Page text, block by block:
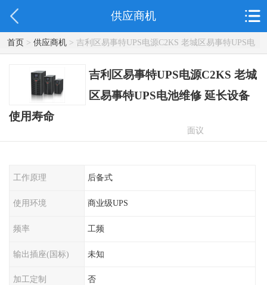
供应商机
首页> 供应商机> 吉利区易事特UPS电源C2KS 老城区易事特UPS电
池维修 延长设备使用寿命
吉利区易事特UPS电源C2KS 老城
区易事特UPS电池维修 延长设备
使用寿命
面议
工作原理 后备式
使用环境 商业级UPS
频率 工频
输出插座(国标) 未知
加工定制 否